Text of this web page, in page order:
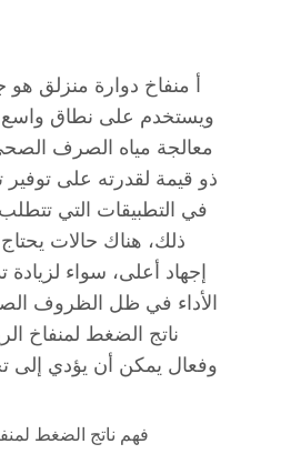
أ منفاخ دوارة منزلق هو
ويستخدم على نطاق
معالجة مياه الصرف
ذو قيمة لقدرته على
في التطبيقات التي
ذلك، هناك حالات
إجهاد أعلى، سواء
الأداء في ظل الظروف
ناتج الضغط لمنفاخ
وفعال يمكن أن يؤدي إلى
فهم ناتج الضغط